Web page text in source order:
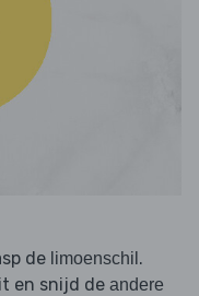
de limoenschil .
en snijd de andere